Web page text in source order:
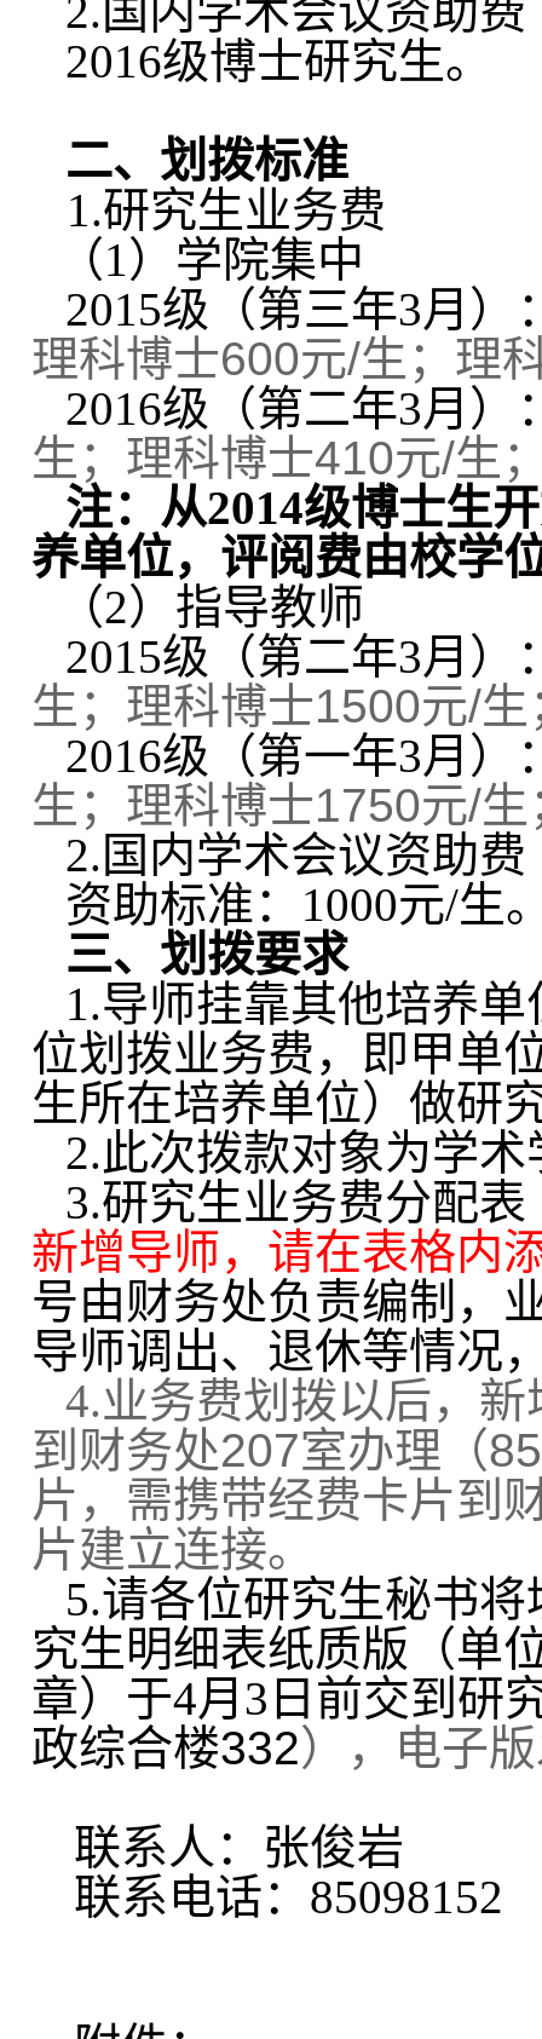
2.国内学术会议资助费
2016级博士研究生。
二、划拨标准
1.研究生业务费
（1）学院集中
2015级（第三年3月）
理科博士600元/生；理
2016级（第二年3月）
生；理科博士410元/生
注： 从2014级博士生
养单位，评阅费由校学
（2）指导教师
2015级（第二年3月）
生；理科博士1500元/
2016级（第一年3月）
生；理科博士1750元/
2.国内学术会议资助费
资助标准：1000元/生
三、划拨要求
1.导师挂靠其他培养
位划拨业务费，即甲单
生所在培养单位）做研
2.此次拨款对象为学
3.研究生业务费分配
新增导师，请在表格内
号由财务处负责编制，
导师调出、退休等情况
4.业务费划拨以后，
到财务处207室办理（
片，需携带经费卡片到
片建立连接。
5.请各位研究生秘书
究生明细表纸质版（单
章）于4月3 日前交到研
政综合楼332），
电子
联系人：张俊岩
联系电话：85098152